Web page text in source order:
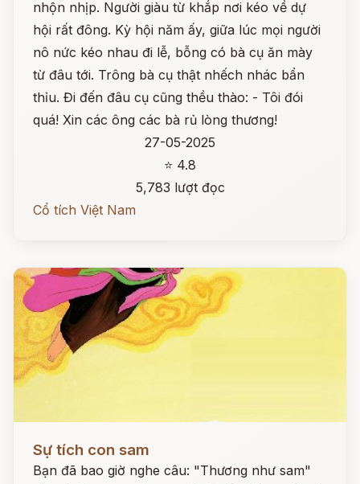
nhộn nhịp. Người giàu từ khắp nơi kéo về dự
hội rất đông. Kỳ hội năm ấy, giữa lúc mọi người
nô nức kéo nhau đi lễ, bỗng có bà cụ ăn mày
từ đâu tới. Trông bà cụ thật nhếch nhác bẩn
thỉu. Đi đến đâu cụ cũng thều thào: - Tôi đói
quá! Xin các ông các bà rủ lòng thương!
27-05-2025
⭐ 4.8
5,783 lượt đọc
Cổ tích Việt Nam
Sự tích con sam
Bạn đã bao giờ nghe câu: "Thương như sam"